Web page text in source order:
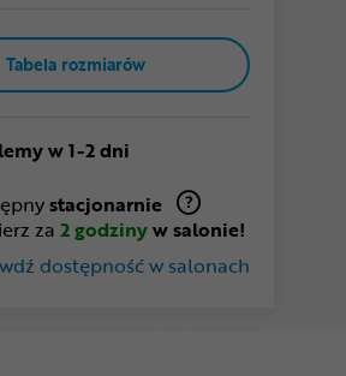
Tabela rozmiarów
w 1-2 dni
stacjonarnie
za 2 godzinyw salonie!
dostępność w salonach